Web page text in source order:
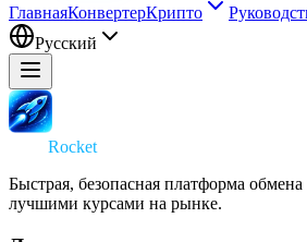
ГлавнаяКонвертерКрипто
Русский
Rocket
Быстрая, безопасная платформа
лучшими курсами на рынке.